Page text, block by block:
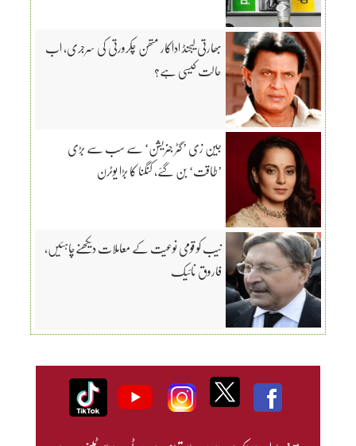
بھارتی لیجنڈ اداکار متھن چکرورتی کی سرجری، اب
حالت کیسی ہے؟
جین زی ’گٹر جنریشن‘ سے سب سے بڑی
’طاقت‘ بن گئے، کنگنا کا بڑا یوٹرن
نیب کو قومی نوعیت کے معاملات دیکھنےچاہئیں،
فاروق نائیک